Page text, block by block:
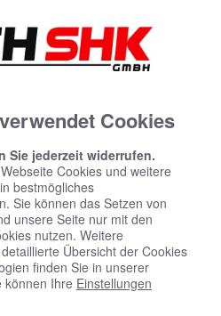
bei Koch SHK GmbH.
Daten ist uns besonders
hiermit ausführlich über die
dem Besuch unseres
Cookies
Sie jederzeit widerrufen.
Cookies und weitere
bestmögliches
Sie können das Setzen von
unsere Seite nur mit den
nutzen. Weitere
Übersicht der Cookies
finden Sie in unserer
können Ihre Einstellungen